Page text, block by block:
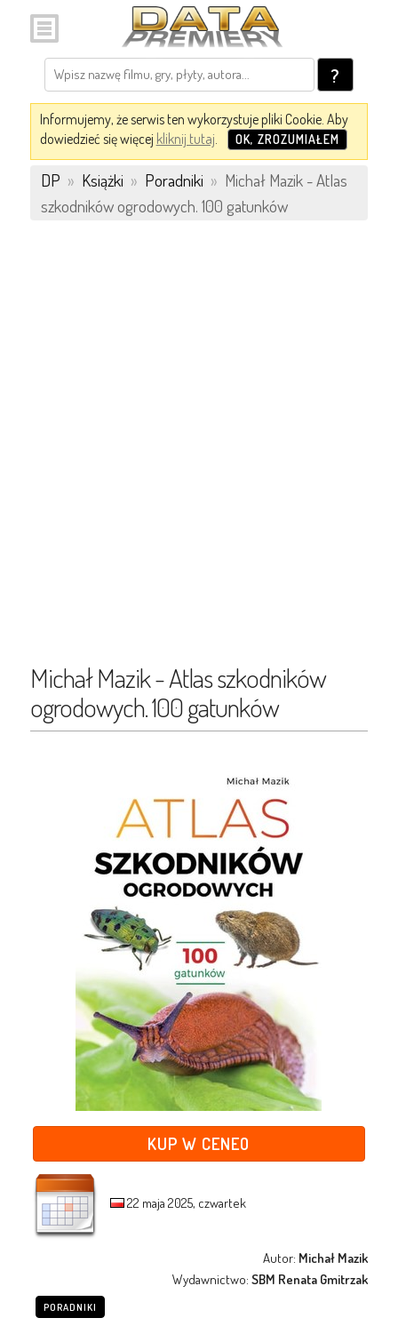
?
Informujemy, że serwis ten wykorzystuje pliki Cookie. Aby
dowiedzieć się więcej kliknij tutaj. OK, ZROZUMIAŁEM
DP » Książki » Poradniki » Michał Mazik - Atlas
szkodników ogrodowych. 100 gatunków
Michał Mazik - Atlas szkodników
ogrodowych. 100 gatunków
KUP W CENEO
22 maja 2025, czwartek
Autor: Michał Mazik
Wydawnictwo:SBM Renata Gmitrzak
PORADNIKI